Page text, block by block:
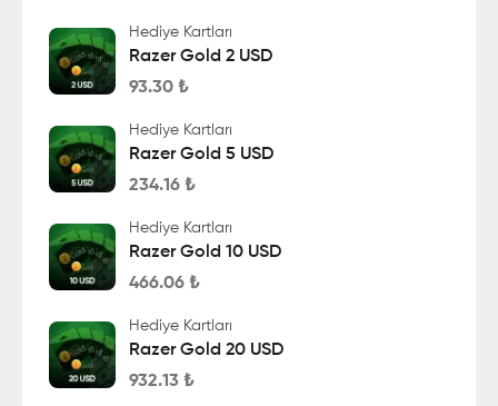
Hediye Kartları
Razer Gold 2 USD
93.30 ₺
Hediye Kartları
Razer Gold 5 USD
234.16 ₺
Hediye Kartları
Razer Gold 10 USD
466.06 ₺
Hediye Kartları
Razer Gold 20 USD
932.13 ₺